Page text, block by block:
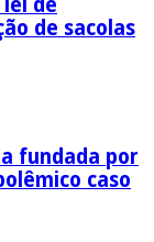
de
de sacolas
fundada por
caso